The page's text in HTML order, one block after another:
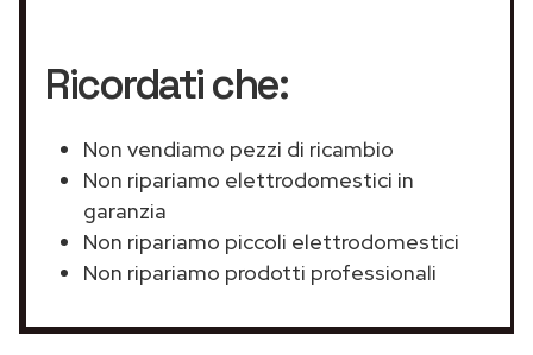
Ricordati che:
Non vendiamo pezzi di ricambio
Non ripariamo elettrodomestici in
garanzia
Non ripariamo piccoli elettrodomestici
Non ripariamo prodotti professionali